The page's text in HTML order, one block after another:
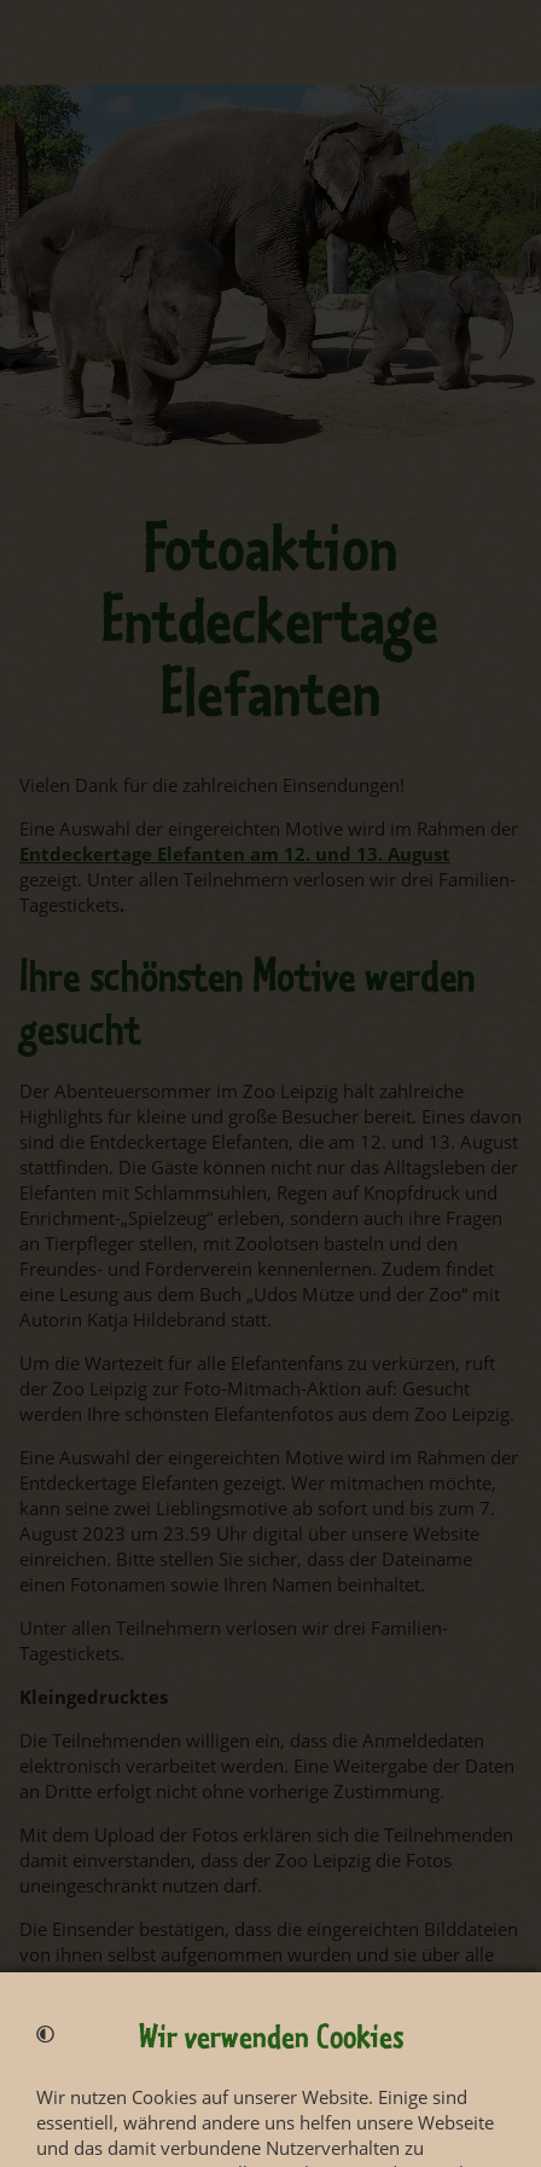
Fotoaktion
Entdeckertage
Elefanten
Vielen Dank für die zahlreichen Einsendungen!
Eine Auswahl der eingereichten Motive wird im Rahmen der
Entdeckertage Elefanten am 12. und 13. August
gezeigt. Unter allen Teilnehmern verlosen wir drei Familien-
Tagestickets.
Ihre schönsten Motive werden
gesucht
Der Abenteuersommer im Zoo Leipzig hält zahlreiche
Highlights für kleine und große Besucher bereit. Eines davon
sind die Entdeckertage Elefanten, die am 12. und 13. August
stattfinden. Die Gäste können nicht nur das Alltagsleben der
Elefanten mit Schlammsuhlen, Regen auf Knopfdruck und
Enrichment-„Spielzeug“ erleben, sondern auch ihre Fragen
an Tierpfleger stellen, mit Zoolotsen basteln und den
Freundes- und Förderverein kennenlernen. Zudem findet
eine Lesung aus dem Buch „Udos Mütze und der Zoo“ mit
Autorin Katja Hildebrand statt.
Um die Wartezeit für alle Elefantenfans zu verkürzen, ruft
der Zoo Leipzig zur Foto-Mitmach-Aktion auf: Gesucht
werden Ihre schönsten Elefantenfotos aus dem Zoo Leipzig.
Eine Auswahl der eingereichten Motive wird im Rahmen der
Entdeckertage Elefanten gezeigt. Wer mitmachen möchte,
kann seine zwei Lieblingsmotive ab sofort und bis zum 7.
August 2023 um 23.59 Uhr digital über unsere Website
einreichen. Bitte stellen Sie sicher, dass der Dateiname
einen Fotonamen sowie Ihren Namen beinhaltet.
Unter allen Teilnehmern verlosen wir drei Familien-
Tagestickets.
Kleingedrucktes
Die Teilnehmenden willigen ein, dass die Anmeldedaten
elektronisch verarbeitet werden. Eine Weitergabe der Daten
an Dritte erfolgt nicht ohne vorherige Zustimmung.
Mit dem Upload der Fotos erklären sich die Teilnehmenden
damit einverstanden, dass der Zoo Leipzig die Fotos
uneingeschränkt nutzen darf.
Die Einsender bestätigen, dass die eingereichten Bilddateien
von ihnen selbst aufgenommen wurden und sie über alle
Rechte an den Bildern verfügen.
Der Rechtsweg ist ausgeschlossen.
Daten
Wir verwenden Cookies
Wir nutzen Cookies auf unserer Website. Einige sind
essentiell, während andere uns helfen unsere Webseite
und das damit verbundene Nutzerverhalten zu